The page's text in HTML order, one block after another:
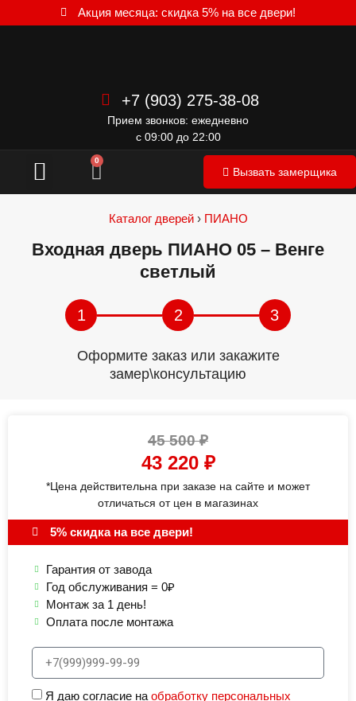
Акция месяца: скидка 5% на все двери!
+7 (903) 275-38-08
Прием звонков: ежедневно
с 09:00 до 22:00
0
Вызвать замерщика
Каталог дверей› ПИАНО
Входная дверь ПИАНО 05 – Венге
светлый
1 2 3
Оформите заказ или закажите
замер\консультацию
45 500₽
43 220 ₽
*Цена действительна при заказе на сайте и может
отличаться от цен в магазинах
5% скидка на все двери!
Гарантия от завода
Год обслуживания = 0₽
Монтаж за 1 день!
Оплата после монтажа
Я даю согласие наобработку персональных